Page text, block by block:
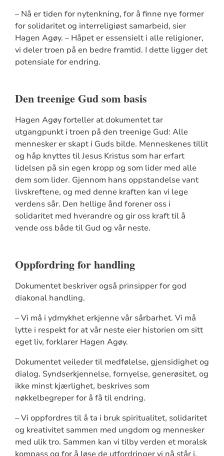
– Nå er tiden for nytenkning, for å finne nye former
for solidaritet og interreligiøst samarbeid, sier
Hagen Agøy. – Håpet er essensielt i alle religioner,
vi deler troen på en bedre framtid. I dette ligger det
potensiale for endring.
Den treenige Gud som basis
Hagen Agøy forteller at dokumentet tar
utgangpunkt i troen på den treenige Gud: Alle
mennesker er skapt i Guds bilde. Menneskenes tillit
og håp knyttes til Jesus Kristus som har erfart
lidelsen på sin egen kropp og som lider med alle
dem som lider. Gjennom hans oppstandelse vant
livskreftene, og med denne kraften kan vi lege
verdens sår. Den hellige ånd forener oss i
solidaritet med hverandre og gir oss kraft til å
vende oss både til Gud og vår neste.
Oppfordring for handling
Dokumentet beskriver også prinsipper for god
diakonal handling.
– Vi må i ydmykhet erkjenne vår sårbarhet. Vi må
lytte i respekt for at vår neste eier historien om sitt
eget liv, forklarer Hagen Agøy.
Dokumentet veileder til medfølelse, gjensidighet og
dialog. Syndserkjennelse, fornyelse, generøsitet, og
ikke minst kjærlighet, beskrives som
nøkkelbegreper for å få til endring.
– Vi oppfordres til å ta i bruk spiritualitet, solidaritet
og kreativitet sammen med ungdom og mennesker
med ulik tro. Sammen kan vi tilby verden et moralsk